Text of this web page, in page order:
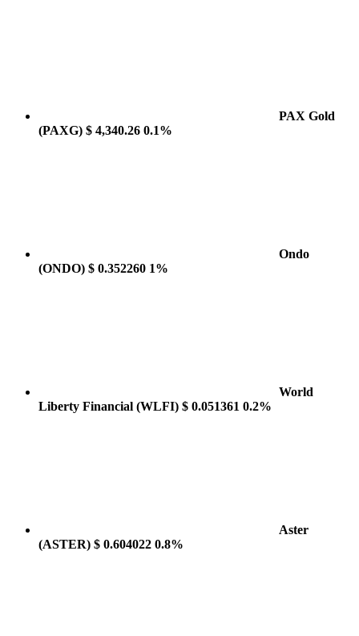
PAX Gold
(PAXG) $ 4,340.26 0.1%
Ondo
(ONDO) $ 0.352260 1%
World
Liberty Financial (WLFI) $ 0.051361 0.2%
Aster
(ASTER) $ 0.604022 0.8%